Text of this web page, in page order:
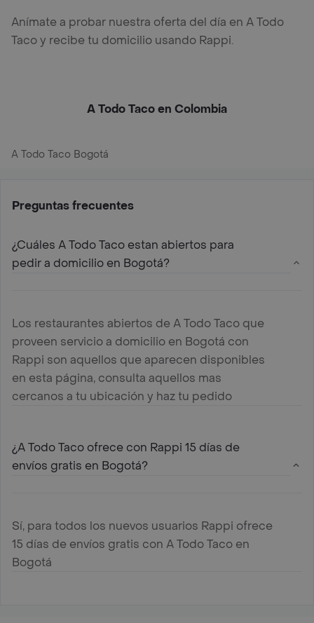
Anímate a probar nuestra oferta del día en A Todo
Taco y recibe tu domicilio usando Rappi.
A Todo Taco en Colombia
A Todo Taco Bogotá
Preguntas frecuentes
¿Cuáles A Todo Taco estan abiertos para
pedir a domicilio en Bogotá?
Los restaurantes abiertos de A Todo Taco que
proveen servicio a domicilio en Bogotá con
Rappi son aquellos que aparecen disponibles
en esta página, consulta aquellos mas
cercanos a tu ubicación y haz tu pedido
¿A Todo Taco ofrece con Rappi 15 días de
envíos gratis en Bogotá?
Sí, para todos los nuevos usuarios Rappi ofrece
15 días de envíos gratis con A Todo Taco en
Bogotá